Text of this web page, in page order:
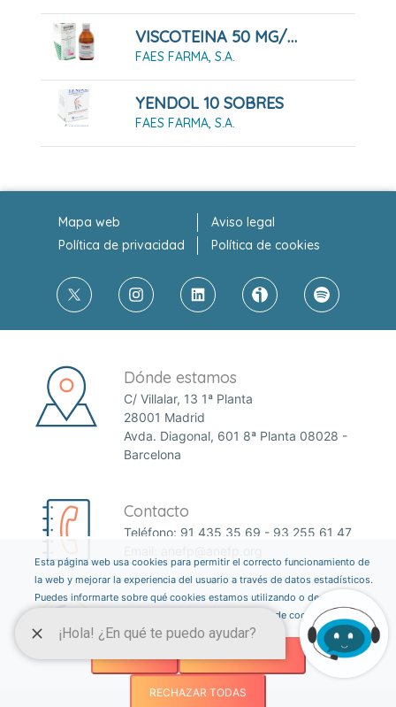
VISCOTEINA 50 MG/ML SOLUCION ORAL 200 ML
FAES FARMA, S.A.
YENDOL 10 SOBRES
FAES FARMA, S.A.
Mapa web
Aviso legal
Política de privacidad
Política de cookies
Dónde estamos
C/ Villalar, 13 1ª Planta
28001 Madrid
Avda. Diagonal, 601 8ª Planta 08028 -
Barcelona
Contacto
Teléfono: 91 435 35 69 - 93 255 61 47
Esta página web usa cookies para permitir el correcto funcionamiento de
la web y mejorar la experiencia del usuario a través de datos estadísticos.
Puedes informarte sobre qué cookies estamos utilizando o desactivarlas
a través del botón ajustes. Consulta nuestra política de cookiesaquí
RECHAZAR TODAS